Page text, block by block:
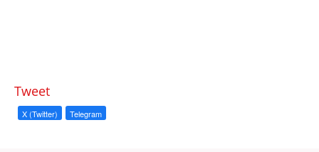
Tweet
X (Twitter) Telegram